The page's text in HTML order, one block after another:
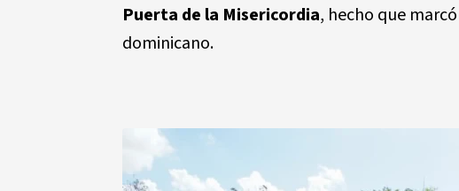
Puerta de la Misericordia, hecho que
dominicano.